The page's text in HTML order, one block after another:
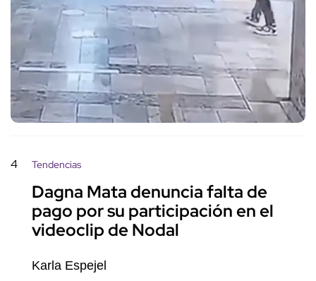
4 Tendencias
Dagna Mata denuncia falta de
pago por su participación en el
videoclip de Nodal
Karla Espejel